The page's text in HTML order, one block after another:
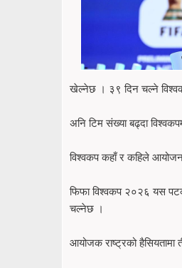
खेल्नेछ । ३९ दिन चल्ने
अनि टिम संख्या बढ्दा
विश्वकप कहाँ र कहिले
फिफा विश्वकप २०२६ यस
चल्नेछ ।
आयोजक राष्ट्रको हैसियतामा